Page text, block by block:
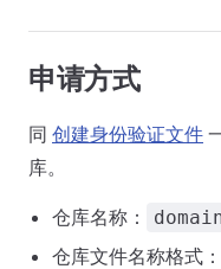
申请方式
同 创建身份验证文件
库。
仓库名称：
仓库文件名称格式：